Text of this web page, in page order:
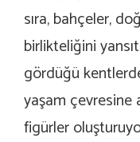
sıra, bahçeler,
birlikteliğini
gördüğü
yaşam
figürler